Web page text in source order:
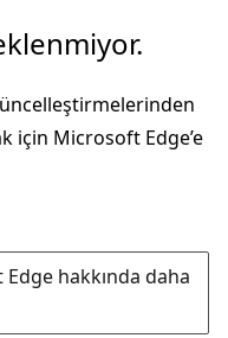
için Microsoft Edge’e
hakkında daha